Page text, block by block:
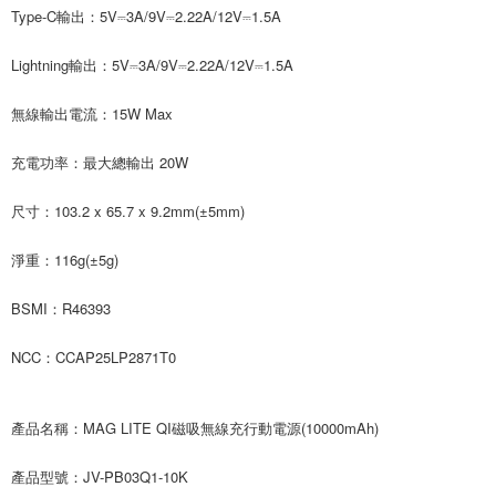
Type-C輸出：5V⎓3A/9V⎓2.22A/12V⎓1.5A
Lightning輸出：5V⎓3A/9V⎓2.22A/12V⎓1.5A
無線輸出電流：15W Max
充電功率：最大總輸出 20W
尺寸：103.2 x 65.7 x 9.2mm(±5mm)
淨重：116g(±5g)
BSMI：R46393
NCC：CCAP25LP2871T0
產品名稱：MAG LITE QI磁吸無線充行動電源(10000mAh)
產品型號：JV-PB03Q1-10K